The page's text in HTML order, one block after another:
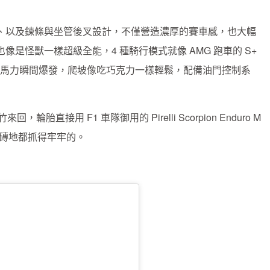
及鍊條與坐管後叉設計，不僅營造濃厚的賽車感，也大幅
是怪獸一樣超級全能，4 種騎行模式就像 AMG 跑車的 S+
力瞬間爆發，爬坡像吃巧克力一樣輕鬆，配備油門控制系
來回，輪胎直接用 F1 車隊御用的 Pirelli Scorpion Enduro M
地都抓得牢牢的。